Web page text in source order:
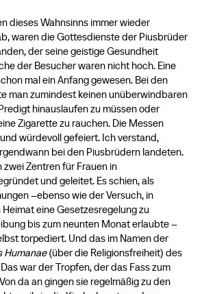
dieses Wahnsinns immer wieder
waren die Gottesdienste der Piusbrüder
der seine geistige Gesundheit
der Besucher waren nicht hoch. Eine
mal ein Anfang gewesen. Bei den
man zumindest keinen unüberwindbaren
hinauslaufen zu müssen oder
Zigarette zu rauchen. Die Messen
würdevoll gefeiert. Ich verstand,
bei den Piusbrüdern landeten.
Zentren für Frauen in
und geleitet. Es schien, als
–ebenso wie der Versuch, in
eine Gesetzesregelung zu
bis zum neunten Monat erlaubte –
torpediert. Und das im Namen der
Humanae(über die Religionsfreiheit) des
war der Tropfen, der das Fass zum
da an gingen sie regelmäßig zu den